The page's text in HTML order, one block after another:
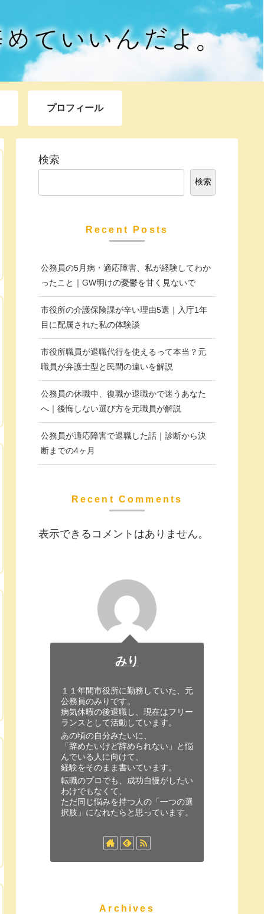
プロフィール
検索
検索
Recent Posts
公務員の5月病・適応障害、私が経験してわか
ったこと｜GW明けの憂鬱を甘く見ないで
市役所の介護保険課が辛い理由5選｜入庁1年
目に配属された私の体験談
市役所職員が退職代行を使えるって本当？元
職員が弁護士型と民間の違いを解説
公務員の休職中、復職か退職かで迷うあなた
へ｜後悔しない選び方を元職員が解説
公務員が適応障害で退職した話｜診断から決
断までの4ヶ月
Recent Comments
表示できるコメントはありません。
みり
１１年間市役所に勤務していた、元
公務員のみりです。
病気休暇の後退職し、現在はフリー
ランスとして活動しています。
あの頃の自分みたいに、
「辞めたいけど辞められない」と悩
んでいる人に向けて、
経験をそのまま書いています。
転職のプロでも、成功自慢がしたい
わけでもなくて、
ただ同じ悩みを持つ人の「一つの選
択肢」になれたらと思っています。
Archives